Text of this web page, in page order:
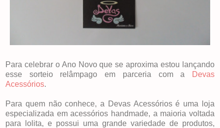
Para celebrar o Ano Novo que se aproxima estou lançando
esse sorteio relâmpago em parceria com a
Devas
Acessórios.
Para quem não conhece, a Devas Acessórios é uma loja
especializada em acessórios handmade, a maioria voltada
para lolita, e possui uma grande variedade de produtos,